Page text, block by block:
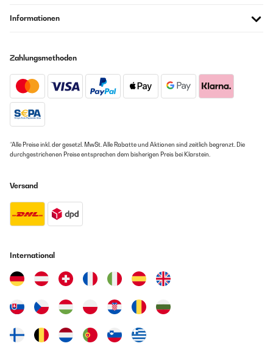
Informationen
Zahlungsmethoden
*Alle Preise inkl. der gesetzl. MwSt. Alle Rabatte und Aktionen sind zeitlich begrenzt. Die
durchgestrichenen Preise entsprechen dem bisherigen Preis bei Klarstein.
Versand
International